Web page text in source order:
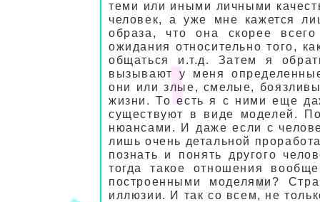
теми или иными личными
человек, а уже мне кажется
образа, что она скорее
ожидания относительно того,
общаться и.т.д. Затем я
вызывают у меня
они или злые, смелые,
жизни. То есть я с ними еще
существуют в виде моделей.
нюансами. И даже если с
лишь очень детальной
познать и понять другого
тогда такое отношения
построенными моделями?
иллюзии. И так со всем, не